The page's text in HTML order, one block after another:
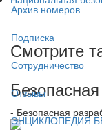
Архив номеров
Подписка
Сотрудничество
Отзывы
ЭНЦИКЛОПЕДИЯ
Смотрите
- Безопасная